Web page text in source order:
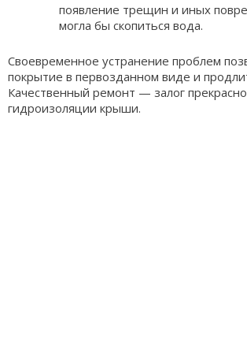
появление трещин и иных
могла бы скопиться вода.
Своевременное устранение проблем
покрытие в первозданном виде и
Качественный ремонт — залог
гидроизоляции крыши.